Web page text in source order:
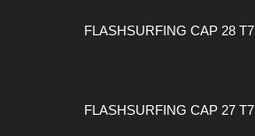
FLASHSURFING CAP 28 T7
FLASHSURFING CAP 27 T7